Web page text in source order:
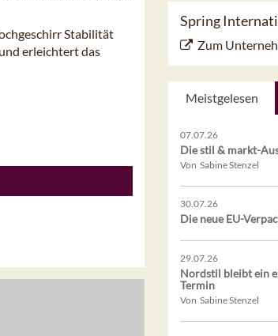
Stabilität
erleichtert das
Spring
Zum
Meistgelesen
07.07.26
Die stil & markt-
Von Sabine Stenzel
30.07.26
Die neue EU-
29.07.26
Nordstil bleibt ein
Termin
Von Sabine Stenzel